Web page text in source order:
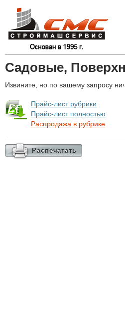
Садовые,
Извините, но по вашему запросу
Прайс-лист рубрики
Прайс-лист полностью
Распродажа в рубрике
Распечатать